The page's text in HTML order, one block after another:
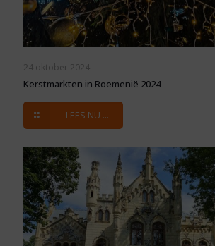
24 oktober 2024
Kerstmarkten in Roemenië 2024
LEES NU ...